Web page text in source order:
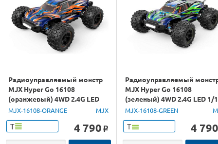
Радиоуправляемый монстр
MJX Hyper Go 16108
(оранжевый) 4WD 2.4G LED
1/16 RTR
MJX-16108-ORANGE MJX
Т 4 790 o
Радиоуправляемый
MJX Hyper Go 16108
(зеленый) 4WD 2.4G LED 1/
RTR
MJX-16108-GREEN
Т 4 790